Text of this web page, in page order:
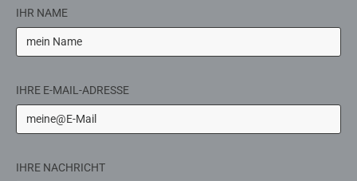
IHR NAME
IHRE E-MAIL-ADRESSE
IHRE NACHRICHT